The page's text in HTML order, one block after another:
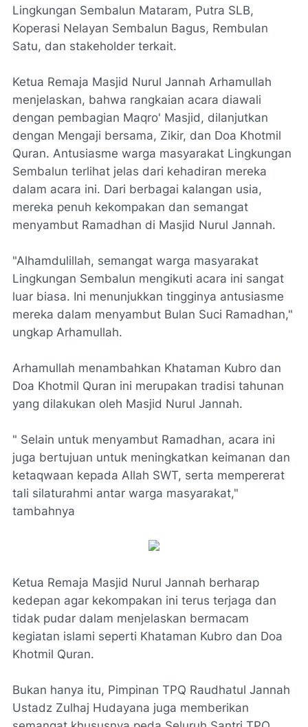
Lingkungan Sembalun Mataram, Putra SLB,
Koperasi Nelayan Sembalun Bagus, Rembulan
Satu, dan stakeholder terkait.
Ketua Remaja Masjid Nurul Jannah Arhamullah
menjelaskan, bahwa rangkaian acara diawali
dengan pembagian Maqro' Masjid, dilanjutkan
dengan Mengaji bersama, Zikir, dan Doa Khotmil
Quran. Antusiasme warga masyarakat Lingkungan
Sembalun terlihat jelas dari kehadiran mereka
dalam acara ini. Dari berbagai kalangan usia,
mereka penuh kekompakan dan semangat
menyambut Ramadhan di Masjid Nurul Jannah.
"Alhamdulillah, semangat warga masyarakat
Lingkungan Sembalun mengikuti acara ini sangat
luar biasa. Ini menunjukkan tingginya antusiasme
mereka dalam menyambut Bulan Suci Ramadhan,"
ungkap Arhamullah.
Arhamullah menambahkan Khataman Kubro dan
Doa Khotmil Quran ini merupakan tradisi tahunan
yang dilakukan oleh Masjid Nurul Jannah.
" Selain untuk menyambut Ramadhan, acara ini
juga bertujuan untuk meningkatkan keimanan dan
ketaqwaan kepada Allah SWT, serta mempererat
tali silaturahmi antar warga masyarakat,"
tambahnya
Ketua Remaja Masjid Nurul Jannah berharap
kedepan agar kekompakan ini terus terjaga dan
tidak pudar dalam menjelaskan bermacam
kegiatan islami seperti Khataman Kubro dan Doa
Khotmil Quran.
Bukan hanya itu, Pimpinan TPQ Raudhatul Jannah
Ustadz Zulhaj Hudayana juga memberikan